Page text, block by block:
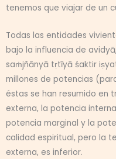
tenemos que viajar de un
Todas las entidades
bajo la influencia de
saṁjñānyā tṛtīyā śaktir
millones de potencias
éstas se han resumido en
externa, la potencia
potencia marginal y la
calidad espiritual, pero la
externa, es inferior.